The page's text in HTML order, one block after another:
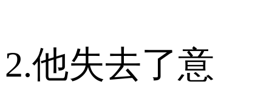
2.他失去了意